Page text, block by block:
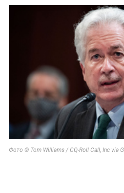
Фото © Tom Williams / CQ-Roll Call, Inc via